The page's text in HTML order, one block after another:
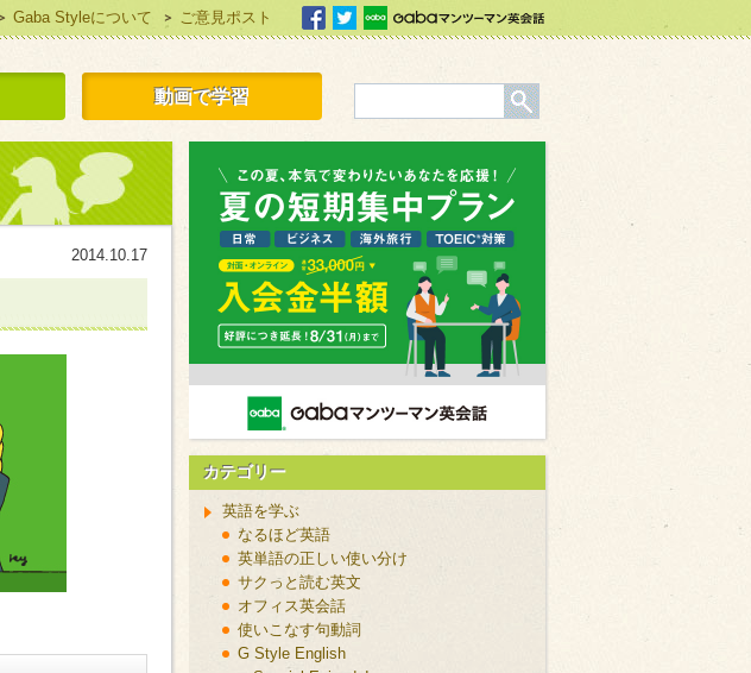
Gaba Styleについて ご意見ポスト facebook
Twitter Gabaマンツーマン英会話
動画で学習
2014.10.17
カテゴリー
英語を学ぶ
なるほど英語
英単語の正しい使い分け
サクっと読む英文
オフィス英会話
使いこなす句動詞
G Style English